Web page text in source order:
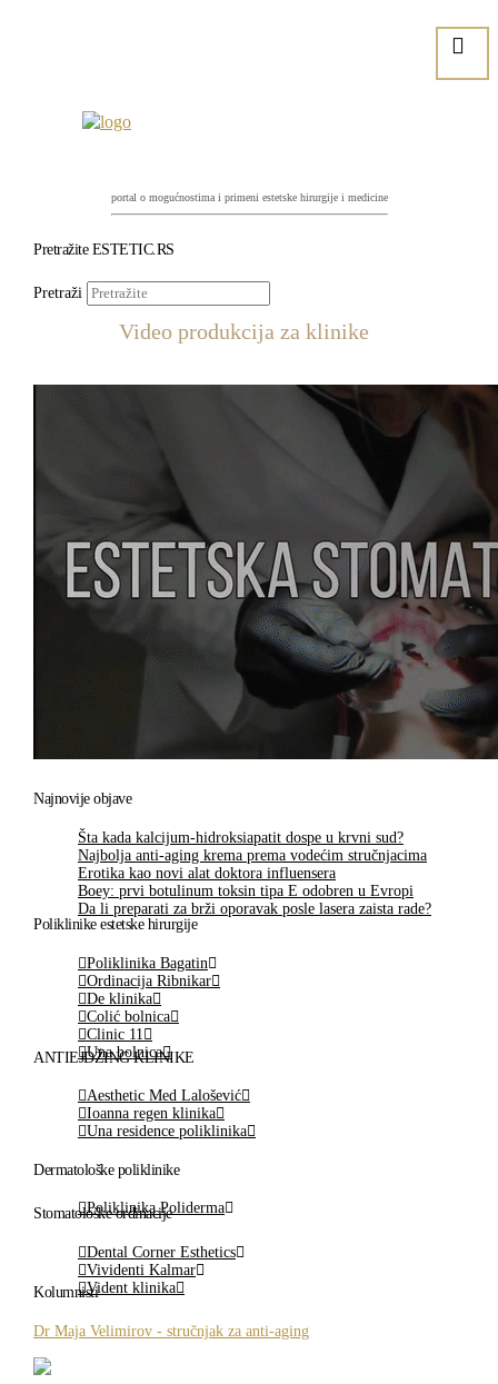
portal o mogućnostima i primeni estetske hirurgije i medicine
Pretražite ESTETIC.RS
Pretraži
Video produkcija za klinike
Najnovije objave
Šta kada kalcijum-hidroksiapatit dospe u krvni sud?
Najbolja anti-aging krema prema vodećim stručnjacima
Erotika kao novi alat doktora influensera
Boey: prvi botulinum toksin tipa E odobren u Evropi
Da li preparati za brži oporavak posle lasera zaista rade?
Poliklinike estetske hirurgije
Poliklinika Bagatin
Ordinacija Ribnikar
De klinika
Colić bolnica
Clinic 11
Una bolnica
ANTIEJDŽING KLINIKE
Aesthetic Med Lalošević
Ioanna regen klinika
Una residence poliklinika
Dermatološke poliklinike
Poliklinika Poliderma
Stomatološke ordinacije
Dental Corner Esthetics
Vividenti Kalmar
Vident klinika
Kolumnisti
Dr Maja Velimirov - stručnjak za anti-aging